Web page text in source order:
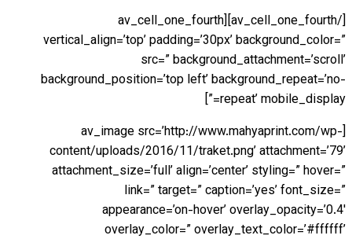
[/av_cell_one_fourth][av_cell_one_fourth
vertical_align=’top’ padding=’30px’ background_color=”
src=” background_attachment=’scroll’
background_position=’top left’ background_repeat=’no-
repeat’ mobile_display=”]
[av_image src=’http://www.mahyaprint.com/wp-
content/uploads/2016/11/traket.png’ attachment=’79’
attachment_size=’full’ align=’center’ styling=” hover=”
link=” target=” caption=’yes’ font_size=”
appearance=’on-hover’ overlay_opacity=’0.4′
overlay_color=” overlay_text_color=’#ffffff’